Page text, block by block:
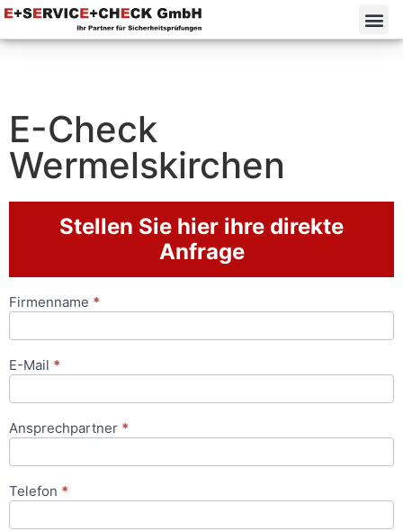
E-Check
Wermelskirchen
Stellen Sie hier ihre direkte
Anfrage
Anfrageformular
Firmenname *
E-Mail *
Ansprechpartner *
Telefon *